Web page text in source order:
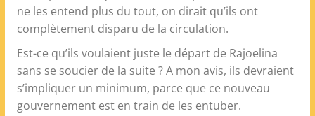
ne les entend plus du tout, on dirait qu’ils ont
complètement disparu de la circulation.
Est-ce qu’ils voulaient juste le départ de Rajoelina
sans se soucier de la suite ? A mon avis, ils devraient
s’impliquer un minimum, parce que ce nouveau
gouvernement est en train de les entuber.